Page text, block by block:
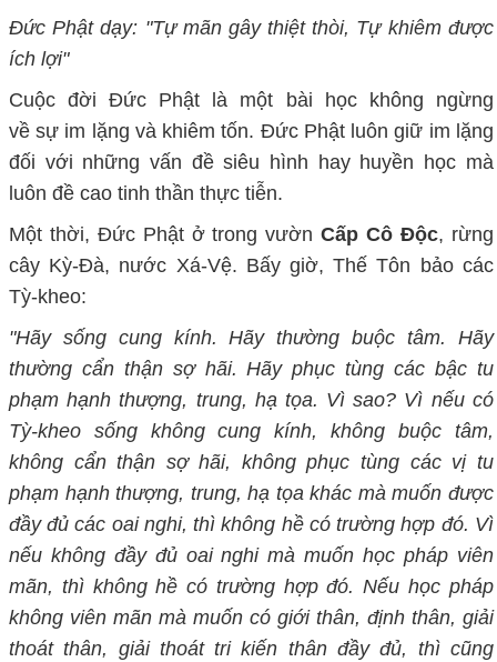
Đức Phật dạy: "Tự mãn gây thiệt thòi, Tự khiêm được
ích lợi"
Cuộc đời Đức Phật là một bài học không ngừng
vềsự im lặng và khiêm tốn. Đức Phật luôn giữ im lặng
đối với những vấn đề siêu hình hay huyền học mà
luôn đề cao tinh thần thực tiễn.
Một thời, Đức Phật ở trong vườnCấp Cô Độc, rừng
cây Kỳ-Đà, nước Xá-Vệ. Bấy giờ, Thế Tôn bảo các
Tỳ-kheo:
"Hãy sống cung kính. Hãy thường buộc tâm. Hãy
thường cẩn thận sợ hãi. Hãy phục tùng các bậc tu
phạm hạnh thượng, trung, hạ tọa. Vì sao? Vì nếu có
Tỳ-kheo sống không cung kính, không buộc tâm,
không cẩn thận sợ hãi, không phục tùng các vị tu
phạm hạnh thượng, trung, hạ tọa khác mà muốn được
đầy đủ các oai nghi, thì không hề có trường hợp đó. Vì
nếu không đầy đủ oai nghi mà muốn học pháp viên
mãn, thì không hề có trường hợp đó. Nếu học pháp
không viên mãn mà muốn có giới thân, định thân, giải
thoát thân, giải thoát tri kiến thân đầy đủ, thì cũng